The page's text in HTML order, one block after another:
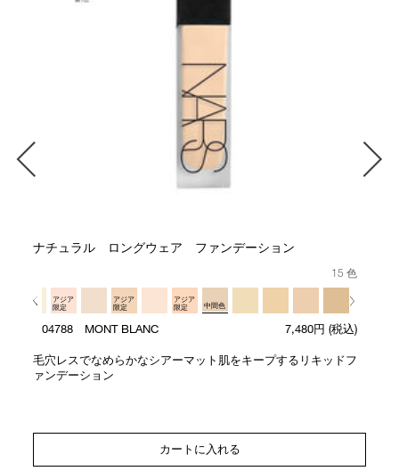
ナチュラル ロングウェア ファンデーション
15 色
アジア
限定
アジア
限定
アジア
限定
中間色
04788 MONT BLANC 7,480円 (税込)
毛穴レスでなめらかなシアーマット肌をキープするリキッドフ
ァンデーション
カートに入れる